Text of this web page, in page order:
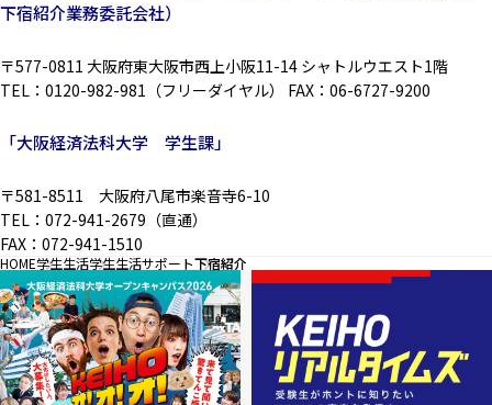
下宿紹介業務委託会社）
〒577-0811 大阪府東大阪市西上小阪11-14 シャトルウエスト1階
TEL：0120-982-981（フリーダイヤル） FAX：06-6727-9200
「大阪経済法科大学 学生課」
〒581-8511 大阪府八尾市楽音寺6-10
TEL：072-941-2679（直通）
FAX：072-941-1510
HOME学生生活学生生活サポート下宿紹介